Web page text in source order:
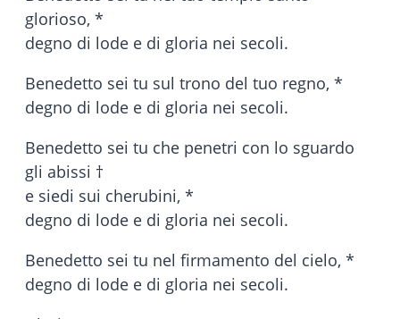
glorioso, *
degno di lode e di gloria nei secoli.
Benedetto sei tu sul trono del tuo regno, *
degno di lode e di gloria nei secoli.
Benedetto sei tu che penetri con lo sguardo
gli abissi †
e siedi sui cherubini, *
degno di lode e di gloria nei secoli.
Benedetto sei tu nel firmamento del cielo, *
degno di lode e di gloria nei secoli.